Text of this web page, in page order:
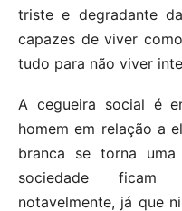
triste e degradante
capazes de viver
tudo para não viver
A cegueira social é
homem em relação a
branca se torna
sociedade ficam
notavelmente, já que